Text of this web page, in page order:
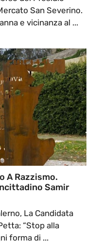
San Severino.
e vicinanza al ...
A Razzismo.
Samir
La Candidata
“Stop alla
forma di ...